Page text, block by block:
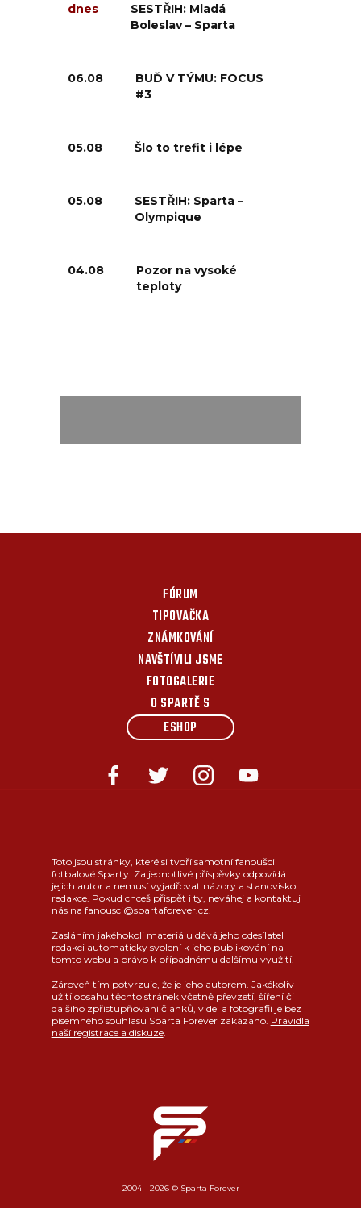
dnes
SESTŘIH: Mladá
Boleslav – Sparta
06.08
BUĎ V TÝMU: FOCUS
#3
05.08 Šlo to trefit i lépe
05.08
SESTŘIH: Sparta –
Olympique
04.08
Pozor na vysoké
teploty
FÓRUM
TIPOVAČKA
ZNÁMKOVÁNÍ
NAVŠTÍVILI JSME
FOTOGALERIE
O SPARTĚ S
ESHOP
Toto jsou stránky, které si tvoří samotní fanoušci
fotbalové Sparty. Za jednotlivé příspěvky odpovídá
jejich autor a nemusí vyjadřovat názory a stanovisko
redakce. Pokud chceš přispět i ty, neváhej a kontaktuj
nás na fanousci@spartaforever.cz.
Zasláním jakéhokoli materiálu dává jeho odesílatel
redakci automaticky svolení k jeho publikování na
tomto webu a právo k případnému dalšímu využití.
Zároveň tím potvrzuje, že je jeho autorem. Jakékoliv
užití obsahu těchto stránek včetně převzetí, šíření či
dalšího zpřístupňování článků, videí a fotografií je bez
písemného souhlasu Sparta Forever zakázáno. Pravidla
naší registrace a diskuze.
2004 - 2026 © Sparta Forever